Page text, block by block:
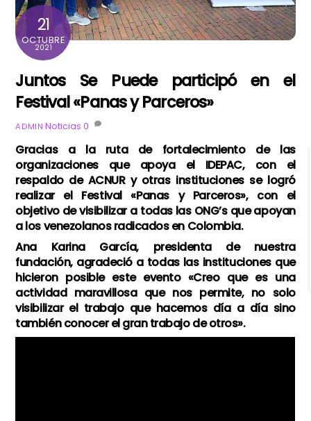
21
OCTUBRE
2021
Juntos Se Puede participó en el
Festival «Panas y Parceros»
ADMIN Noticias 0
Gracias a la ruta de fortalecimiento de las
organizaciones que apoya el IDEPAC, con el
respaldo de ACNUR y otras instituciones se logró
realizar el Festival «Panas y Parceros», con el
objetivo de visibilizar a todas las ONG’s que apoyan
a los venezolanos radicados en Colombia.
Ana Karina García, presidenta de nuestra
fundación, agradeció a todas las instituciones que
hicieron posible este evento «Creo que es una
actividad maravillosa que nos permite, no solo
visibilizar el trabajo que hacemos día a día sino
también conocer el gran trabajo de otros».